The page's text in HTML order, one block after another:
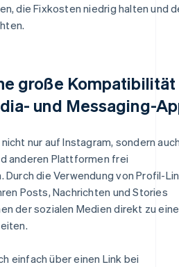
die Fixkosten niedrig halten und
große Kompatibilität
und Messaging-
nur auf Instagram, sondern
anderen Plattformen frei
die Verwendung von Profil-
Posts, Nachrichten und Stories
der sozialen Medien direkt zu
einfach über einen Link bei